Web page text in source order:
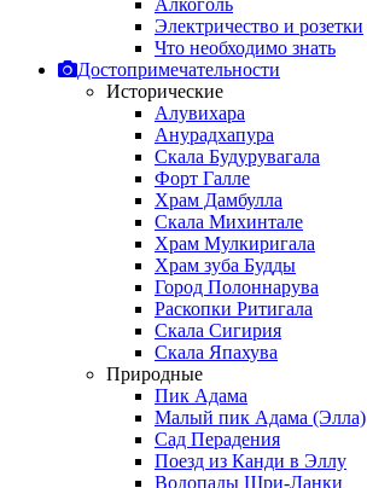
Алкоголь
Электричество и розетки
Что необходимо знать
Достопримечательности
Исторические
Алувихара
Анурадхапура
Скала Будурувагала
Форт Галле
Храм Дамбулла
Скала Михинтале
Храм Мулкиригала
Храм зуба Будды
Город Полоннарува
Раскопки Ритигала
Скала Сигирия
Скала Япахува
Природные
Пик Адама
Малый пик Адама (Элла)
Сад Перадения
Поезд из Канди в Эллу
Водопады Шри-Ланки